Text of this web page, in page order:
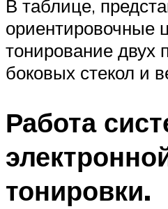
В таблице,
ориентировочные
тонирование двух
боковых стекол и
Работа
тонировки.